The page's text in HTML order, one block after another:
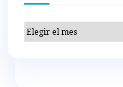
Archivos